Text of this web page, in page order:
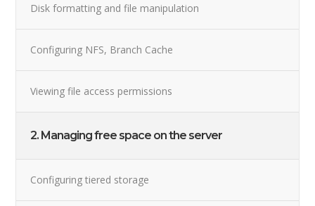
Disk formatting and file manipulation
Configuring NFS, Branch Cache
Viewing file access permissions
2. Managing free space on the server
Configuring tiered storage